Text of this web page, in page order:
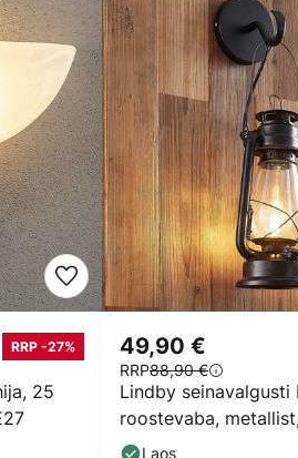
25
RRP -27%
Lindby seinavalgusti
roostevaba,
49,90 €
RRP88,90 €
Laos